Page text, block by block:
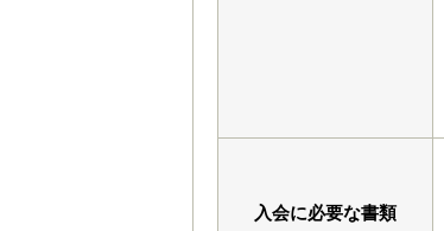
入会に必要な書類